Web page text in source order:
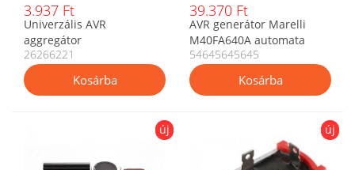
3.937 Ft
Univerzális AVR
aggregátor
feszültségszabályozó 8
vezetékes
26266221
39.370 Ft
AVR generátor Marelli
M40FA640A automata
feszültségszabályzó
54645645645
új új